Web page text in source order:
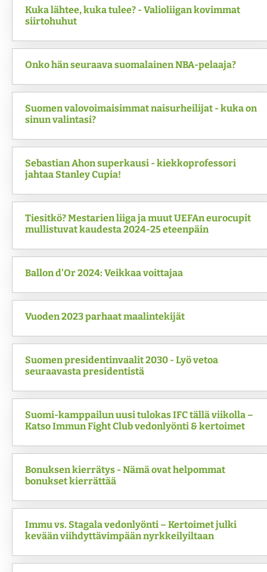
Kuka lähtee, kuka tulee? - Valioliigan kovimmat
siirtohuhut
Onko hän seuraava suomalainen NBA-pelaaja?
Suomen valovoimaisimmat naisurheilijat - kuka on
sinun valintasi?
Sebastian Ahon superkausi - kiekkoprofessori
jahtaa Stanley Cupia!
Tiesitkö? Mestarien liiga ja muut UEFAn eurocupit
mullistuvat kaudesta 2024-25 eteenpäin
Ballon d'Or 2024: Veikkaa voittajaa
Vuoden 2023 parhaat maalintekijät
Suomen presidentinvaalit 2030 - Lyö vetoa
seuraavasta presidentistä
Suomi-kamppailun uusi tulokas IFC tällä viikolla –
Katso Immun Fight Club vedonlyönti & kertoimet
Bonuksen kierrätys - Nämä ovat helpommat
bonukset kierrättää
Immu vs. Stagala vedonlyönti – Kertoimet julki
kevään viihdyttävimpään nyrkkeilyiltaan